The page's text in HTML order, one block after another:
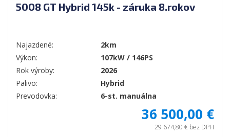
5008 GT Hybrid 145k - záruka 8.rokov
Najazdené:
2km
Výkon:
107kW / 146PS
Rok výroby:
2026
Palivo:
Hybrid
Prevodovka:
6-st. manuálna
36 500,00 €
29 674,80 € bez DPH